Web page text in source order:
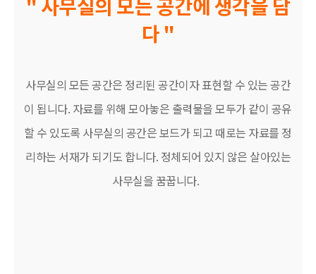
다 "
사무실의 모든 공간은 정리된 공간이자 표현할 수 있는 공간
이 됩니다. 자료를 위해 모아놓은 출력물을 모두가 같이 공유
할 수 있도록 사무실의 공간은 보드가 되고 때로는 자료를 정
리하는 서재가 되기도 합니다. 정체되어 있지 않은 살아있는
사무실을 꿈꿉니다.